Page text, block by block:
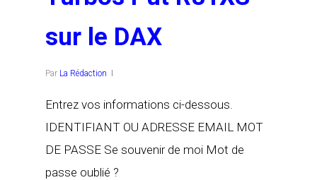
sur le DAX
Par La Rédaction
Entrez vos informations ci-dessous.
IDENTIFIANT OU ADRESSE EMAIL MOT
DE PASSE Se souvenir de moi Mot de
passe oublié ?